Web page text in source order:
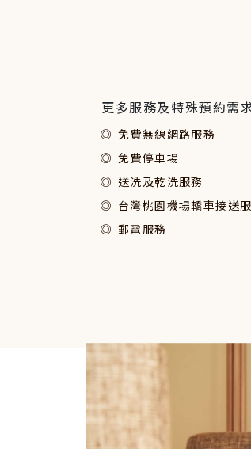
更多服務及特殊預約需
免費無線網路服務
免費停車場
送洗及乾洗服務
台灣桃園機場轎車接送
郵電服務